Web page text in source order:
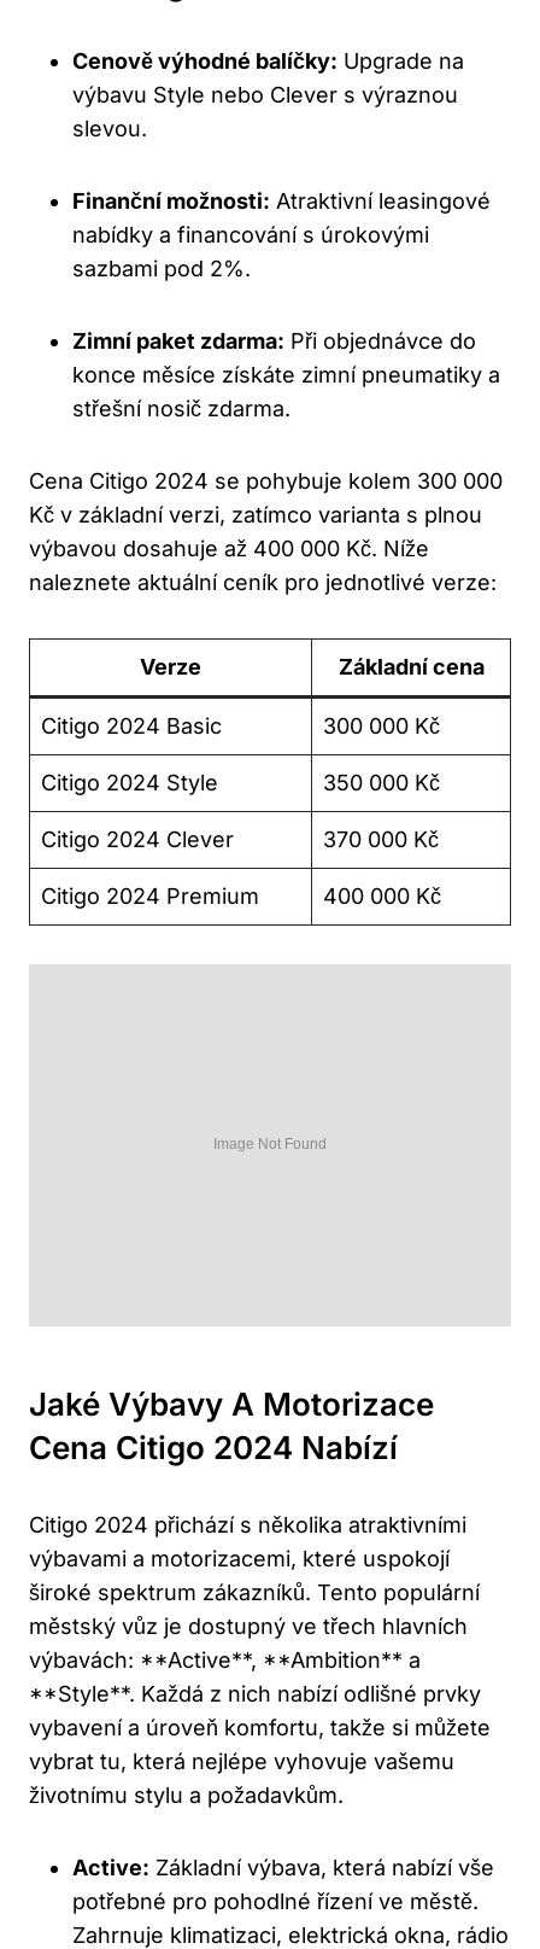
Cenově výhodné balíčky: Upgrade na
výbavu Style nebo Clever s výraznou
slevou.
Finanční možnosti: Atraktivní leasingové
nabídky a financování s úrokovými
sazbami pod 2%.
Zimní paket zdarma: Při objednávce do
konce měsíce získáte zimní pneumatiky a
střešní nosič zdarma.
Cena Citigo 2024 se pohybuje kolem 300 000
Kč v základní verzi, zatímco varianta s plnou
výbavou dosahuje až 400 000 Kč. Níže
naleznete aktuální ceník pro jednotlivé verze:
Verze Základní cena
Citigo 2024 Basic 300 000 Kč
Citigo 2024 Style 350 000 Kč
Citigo 2024 Clever 370 000 Kč
Citigo 2024 Premium 400 000 Kč
Jaké Výbavy A Motorizace
Cena Citigo 2024 Nabízí
Citigo 2024 přichází s několika atraktivními
výbavami a motorizacemi, které uspokojí
široké spektrum zákazníků. Tento populární
městský vůz je dostupný ve třech hlavních
výbavách: **Active**, **Ambition** a
**Style**. Každá z nich nabízí odlišné prvky
vybavení a úroveň komfortu, takže si můžete
vybrat tu, která nejlépe vyhovuje vašemu
životnímu stylu a požadavkům.
Active: Základní výbava, která nabízí vše
potřebné pro pohodlné řízení ve městě.
Zahrnuje klimatizaci, elektrická okna, rádio